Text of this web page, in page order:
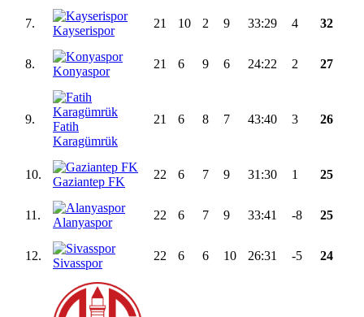
7.
Kayserispor
21 10 2 9 33:29 4 32
8.
Konyaspor
21 6 9 6 24:22 2 27
9.
Fatih
Karagümrük
21 6 8 7 43:40 3 26
10.
Gaziantep FK
22 6 7 9 31:30 1 25
11.
Alanyaspor
22 6 7 9 33:41 -8 25
12.
Sivasspor
22 6 6 10 26:31 -5 24